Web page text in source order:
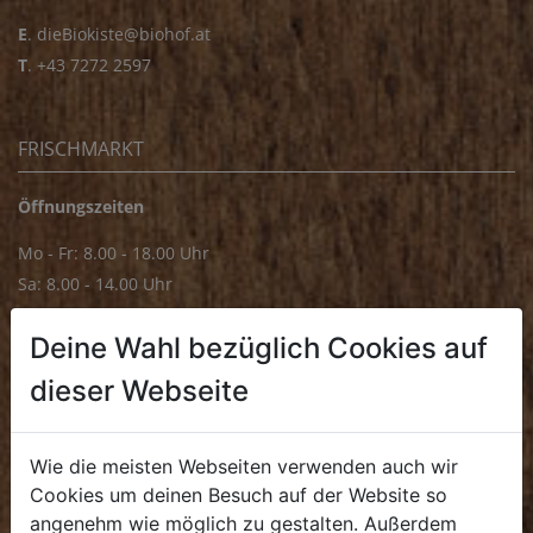
E. dieBiokiste@biohof.at
T. +43 7272 2597
FRISCHMARKT
Öffnungszeiten
Mo - Fr: 8.00 - 18.00 Uhr
Sa: 8.00 - 14.00 Uhr
Mo - Fr: 8.00 - 16.00 Uhr
. +43 7272 4859 70
Deine Wahl bezüglich Cookies auf
dieser Webseite
Wie die meisten Webseiten verwenden auch wir
Cookies um deinen Besuch auf der Website so
angenehm wie möglich zu gestalten. Außerdem